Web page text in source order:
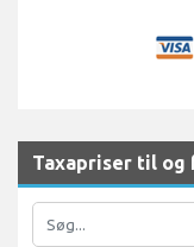
Taxapriser til og